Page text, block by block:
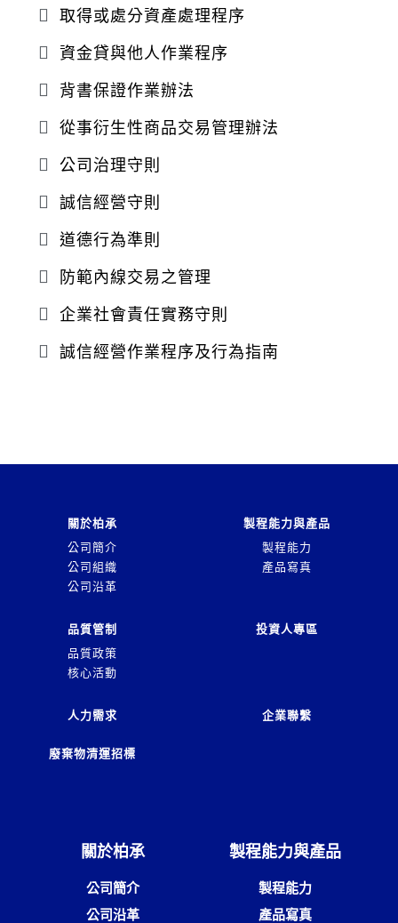
取得或處分資產處理程序
資金貸與他人作業程序
背書保證作業辦法
從事衍生性商品交易管理辦法
公司治理守則
誠信經營守則
道德行為準則
防範內線交易之管理
企業社會責任實務守則
誠信經營作業程序及行為指南
關於柏承
公司簡介
公司組織
公司沿革
製程能力與產品
製程能力
產品寫真
品質管制
品質政策
核心活動
投資人專區
人力需求 企業聯繫
廢棄物清運招標
關於柏承
公司簡介
公司沿革
製程能力與產品
製程能力
產品寫真